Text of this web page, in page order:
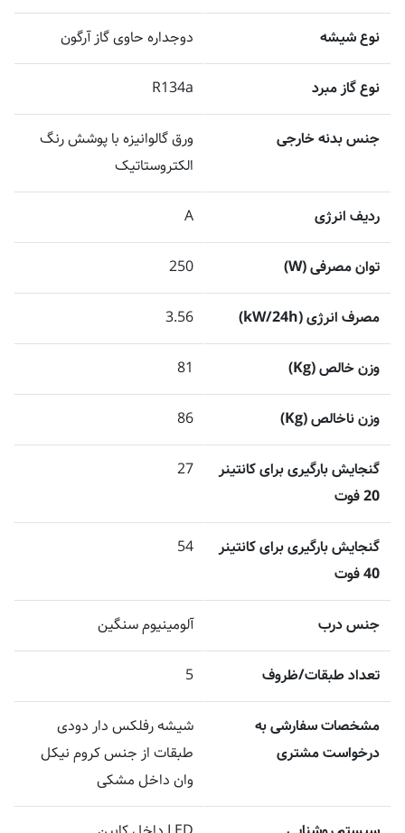
نوع شیشه دوجداره حاوی گاز آرگون
نوع گاز مبرد R134a
جنس بدنه خارجی
ورق گالوانیزه با پوشش رنگ
الکتروستاتیک
ردیف انرژی A
توان مصرفی (W) 250
مصرف انرژی (kW/24h) 3.56
وزن خالص (Kg) 81
وزن ناخالص (Kg) 86
گنجایش بارگیری برای کانتینر
20 فوت
27
گنجایش بارگیری برای کانتینر
40 فوت
54
جنس درب آلومینیوم سنگین
تعداد طبقات/ظروف 5
مشخصات سفارشی به
درخواست مشتری
شیشه رفلکس دار دودی
طبقات از جنس کروم نیکل
وان داخل مشکی